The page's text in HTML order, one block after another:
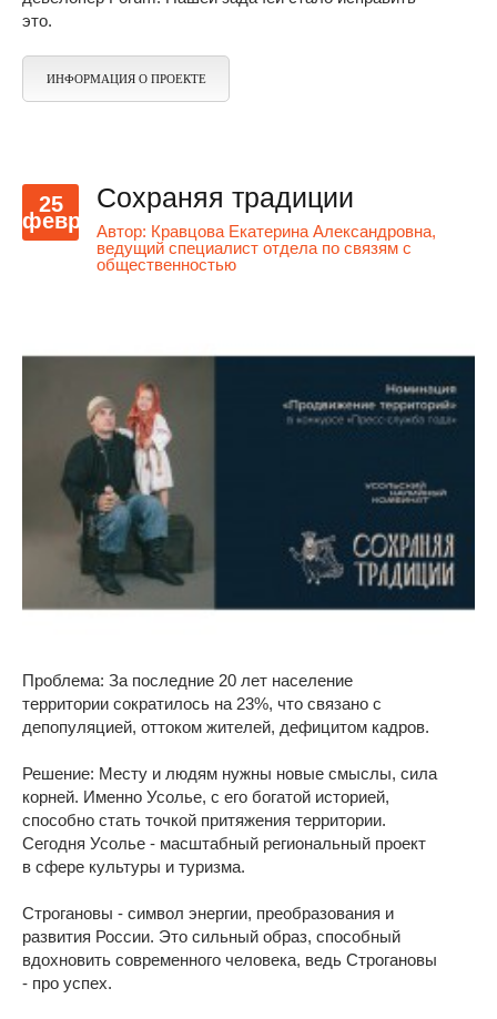
это.
ИНФОРМАЦИЯ О ПРОЕКТЕ
25
февр
Сохраняя традиции
Автор: Кравцова Екатерина Александровна,
ведущий специалист отдела по связям с
общественностью
Проблема: За последние 20 лет население
территории сократилось на 23%, что связано с
депопуляцией, оттоком жителей, дефицитом кадров.
Решение: Месту и людям нужны новые смыслы, сила
корней. Именно Усолье, с его богатой историей,
способно стать точкой притяжения территории.
Сегодня Усолье - масштабный региональный проект
в сфере культуры и туризма.
Строгановы - символ энергии, преобразования и
развития России. Это сильный образ, способный
вдохновить современного человека, ведь Строгановы
- про успех.